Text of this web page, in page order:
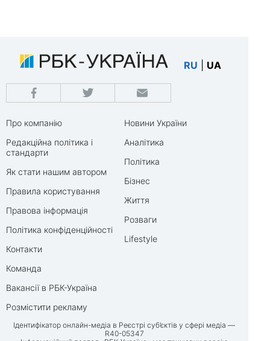
RU UA
Про компанію
Редакційна політика і
стандарти
Як стати нашим автором
Правила користування
Правова інформація
Політика конфіденційності
Контакти
Команда
Вакансії в РБК-Україна
Розмістити рекламу
Новини України
Аналітика
Політика
Бізнес
Життя
Розваги
Lifestyle
Ідентифікатор онлайн-медіа в Реєстрі суб’єктів у сфері медіа —
R40-05347